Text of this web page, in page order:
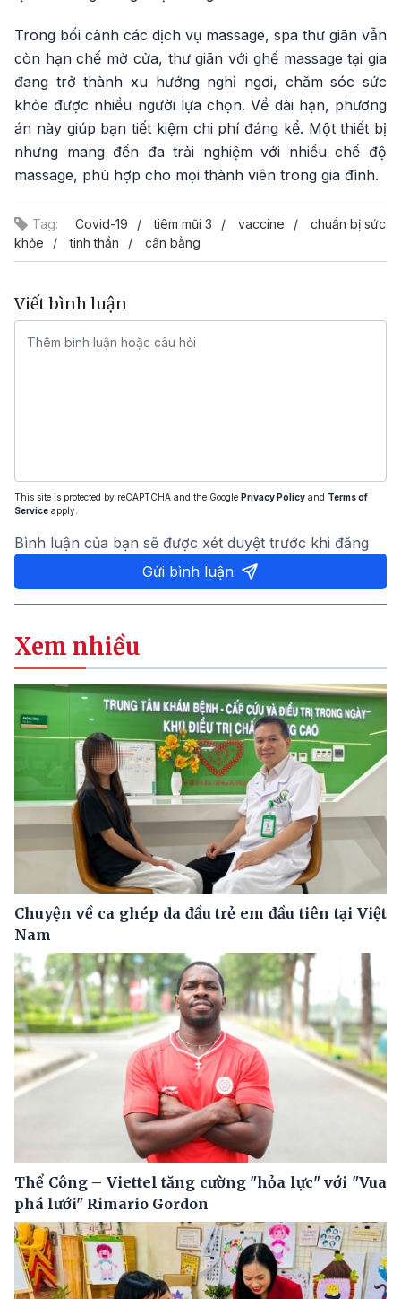
Trong bối cảnh các dịch vụ massage, spa thư giãn vẫn
còn hạn chế mở cửa, thư giãn với ghế massage tại gia
đang trở thành xu hướng nghỉ ngơi, chăm sóc sức
khỏe được nhiều người lựa chọn. Về dài hạn, phương
án này giúp bạn tiết kiệm chi phí đáng kể. Một thiết bị
nhưng mang đến đa trải nghiệm với nhiều chế độ
massage, phù hợp cho mọi thành viên trong gia đình.
Tag: Covid-19 tiêm mũi 3 vaccine
chuẩn bị sức
khỏe
tinh thần cân bằng
Viết bình luận
This site is protected by reCAPTCHA and the Google Privacy Policy and Terms of
Service apply.
Bình luận của bạn sẽ được xét duyệt trước khi đăng
Gửi bình luận
Xem nhiều
Chuyện về ca ghép da đầu trẻ em đầu tiên tại Việt
Nam
Thể Công – Viettel tăng cường "hỏa lực" với "Vua
phá lưới" Rimario Gordon